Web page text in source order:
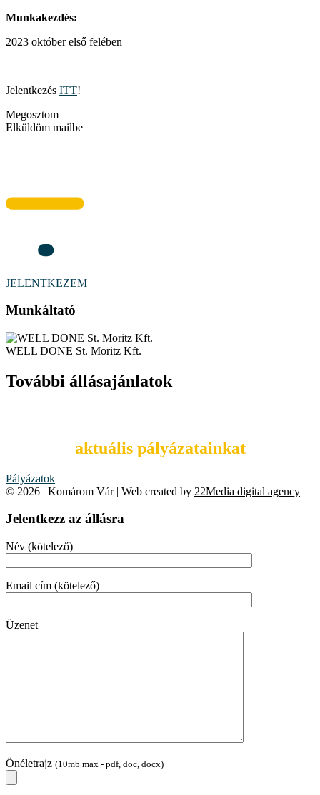
Munkakezdés:
2023 október első felében
Jelentkezés ITT!
Megosztom
Elküldöm mailbe
JELENTKEZEM
Munkáltató
WELL DONE St. Moritz Kft.
További állásajánlatok
aktuális pályázatainkat
Pályázatok
© 2026 | Komárom Vár | Web created by 22Media digital agency
Jelentkezz az állásra
Név (kötelező)
Email cím (kötelező)
Üzenet
Önéletrajz (10mb max - pdf, doc, docx)